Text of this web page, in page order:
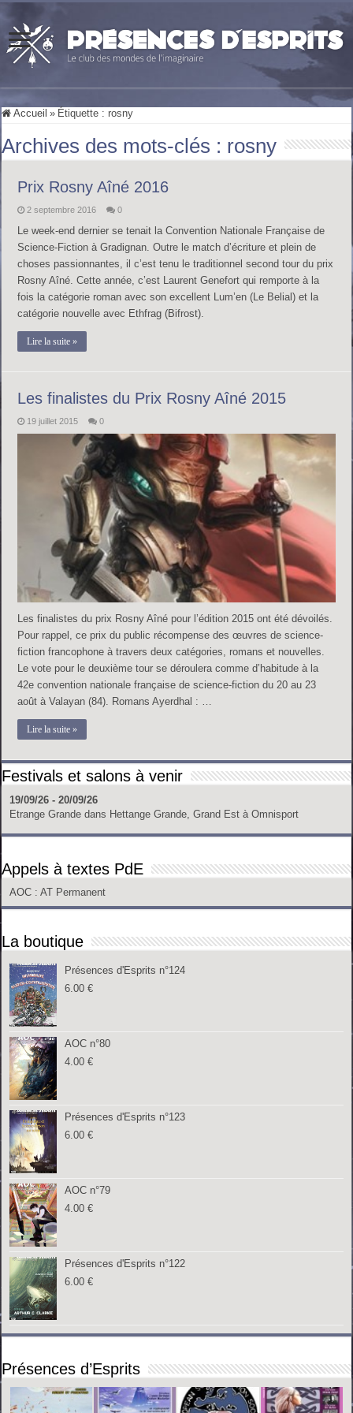
Accueil » Étiquette :rosny
Archives des mots-clés : rosny
Prix Rosny Aîné 2016
2 septembre 2016 0
Le week-end dernier se tenait la Convention Nationale Française de
Science-Fiction à Gradignan. Outre le match d’écriture et plein de
choses passionnantes, il c’est tenu le traditionnel second tour du prix
Rosny Aîné. Cette année, c’est Laurent Genefort qui remporte à la
fois la catégorie roman avec son excellent Lum’en (Le Belial) et la
catégorie nouvelle avec Ethfrag (Bifrost).
Lire la suite »
Les finalistes du Prix Rosny Aîné 2015
19 juillet 2015 0
Les finalistes du prix Rosny Aîné pour l’édition 2015 ont été dévoilés.
Pour rappel, ce prix du public récompense des œuvres de science-
fiction francophone à travers deux catégories, romans et nouvelles.
Le vote pour le deuxième tour se déroulera comme d’habitude à la
42e convention nationale française de science-fiction du 20 au 23
août à Valayan (84). Romans Ayerdhal : …
Lire la suite »
Festivals et salons à venir
19/09/26 - 20/09/26
Etrange Grande dans Hettange Grande, Grand Est à Omnisport
Appels à textes PdE
AOC : AT Permanent
La boutique
Présences d'Esprits n°124
6.00€
AOC n°80
4.00€
Présences d'Esprits n°123
6.00€
AOC n°79
4.00€
Présences d'Esprits n°122
6.00€
Présences d’Esprits